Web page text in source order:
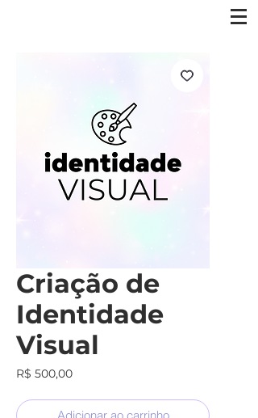
Criação de
Identidade
Visual
R$ 500,00Preço